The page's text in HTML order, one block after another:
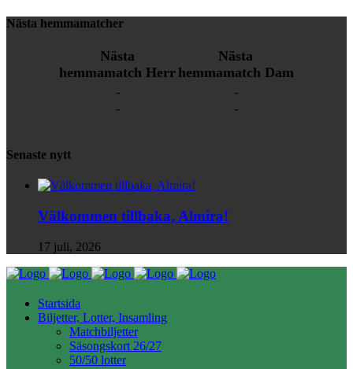
Nästa hemmamatcher
Nästa
hemmamatch Herr
-
-
Nästa
hemmamatch Dam
-
-
Senaste nytt
Välkommen tillbaka, Almira!
17 juli, 2026
Startsida
Biljetter, Lotter, Insamling
Matchbiljetter
Säsongskort 26/27
50/50 lotter